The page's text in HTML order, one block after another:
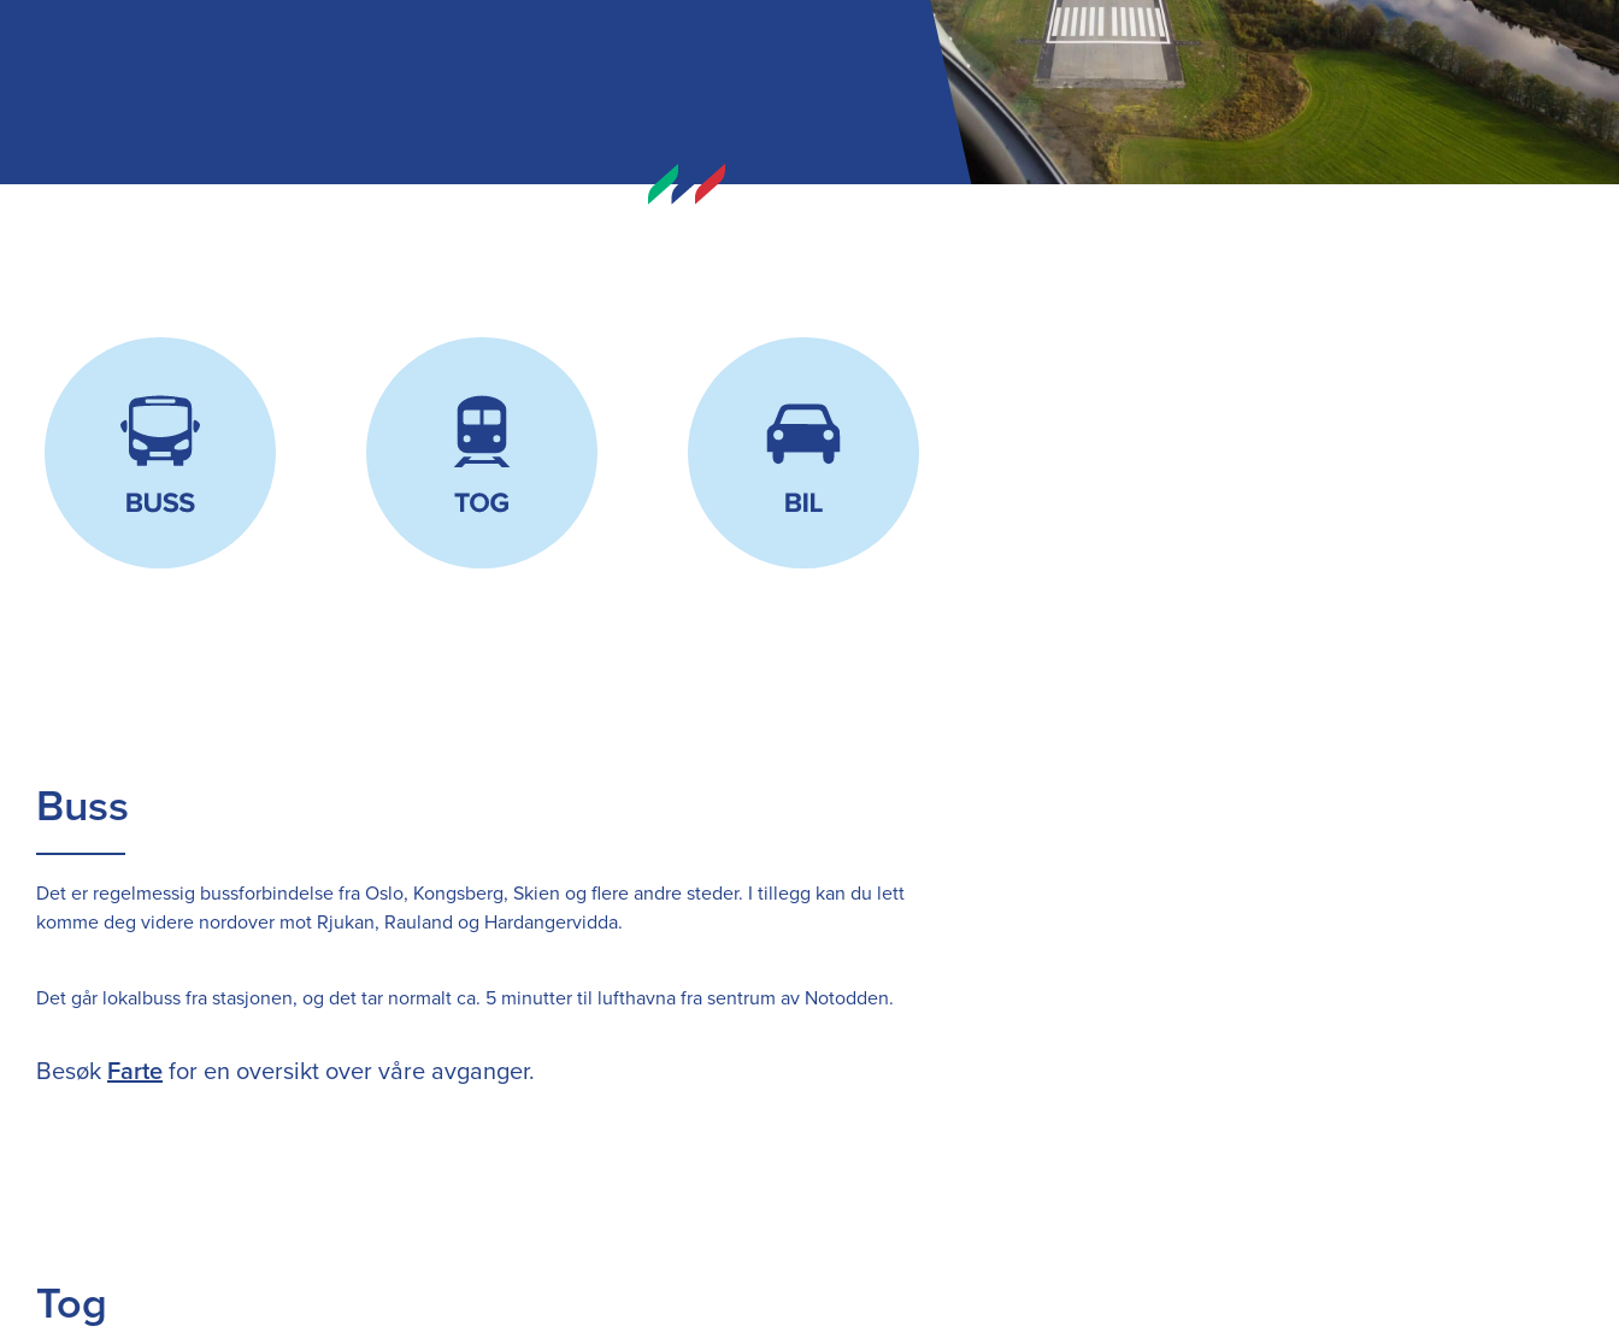
Buss
Det er regelmessig bussforbindelse fra Oslo, Kongsberg, Skien og flere andre steder. I tillegg kan du lett
komme deg videre nordover mot Rjukan, Rauland og Hardangervidda.
Det går lokalbuss fra stasjonen, og det tar normalt ca. 5 minutter til lufthavna fra sentrum av Notodden.
Besøk Farte for en oversikt over våre avganger.
Tog